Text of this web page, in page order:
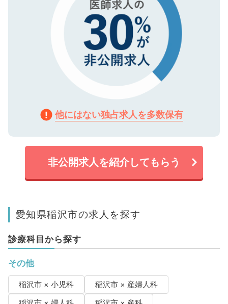
他にはない独占求人を多数保有
非公開求人を紹介してもらう
愛知県稲沢市の求人を探す
診療科目から探す
その他
稲沢市 × 小児科
稲沢市 × 産婦人科